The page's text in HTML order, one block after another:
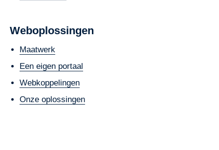
Weboplossingen
Maatwerk
Een eigen portaal
Webkoppelingen
Onze oplossingen​​​​